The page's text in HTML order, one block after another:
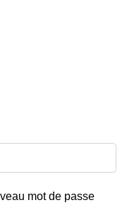
mot de passe